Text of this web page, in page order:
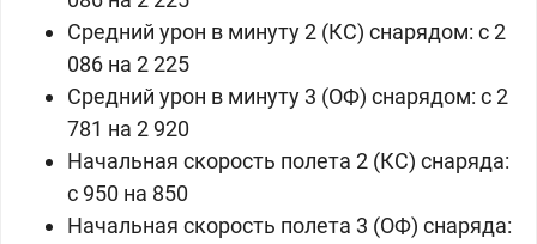
Средний урон в минуту 2 (КС) снарядом: c 2
086 на 2 225
Средний урон в минуту 3 (ОФ) снарядом: c 2
781 на 2 920
Начальная скорость полета 2 (КС) снаряда:
c 950 на 850
Начальная скорость полета 3 (ОФ) снаряда: